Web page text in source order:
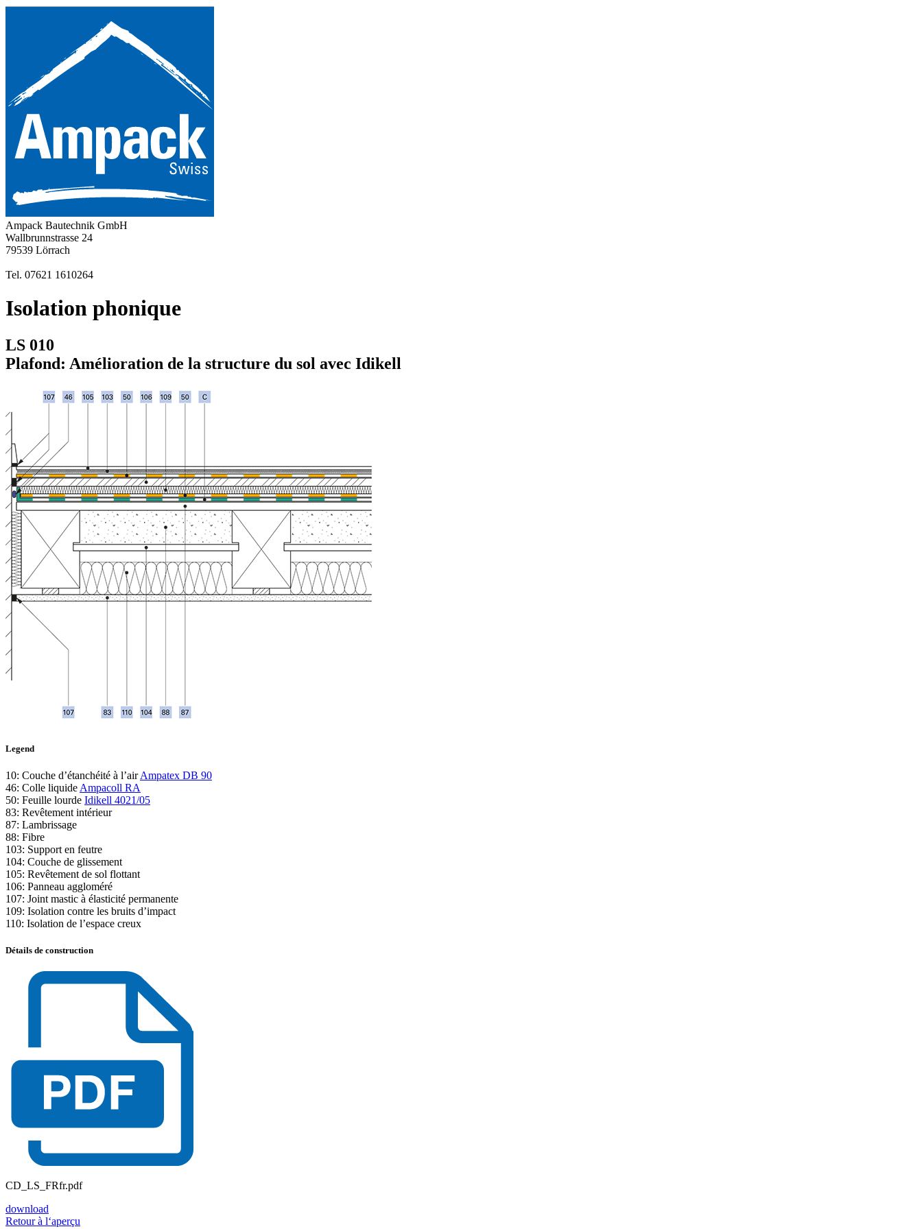
Ampack Bautechnik GmbH
Wallbrunnstrasse 24
79539 Lörrach
Tel. 07621 1610264
Isolation phonique
LS 010
Plafond: Amélioration de la structure du sol avec Idikell
Legend
10: Couche d’étanchéité à l’airAmpatex DB 90
46: Colle liquide Ampacoll RA
50: Feuille lourde Idikell 4021/05
83: Revêtement intérieur
87: Lambrissage
88: Fibre
103: Support en feutre
104: Couche de glissement
105: Revêtement de sol flottant
106: Panneau aggloméré
107: Joint mastic à élasticité permanente
109: Isolation contre les bruits d’impact
110: Isolation de l’espace creux
Détails de construction
CD_LS_FRfr.pdf
download
Retour à l‘aperçu